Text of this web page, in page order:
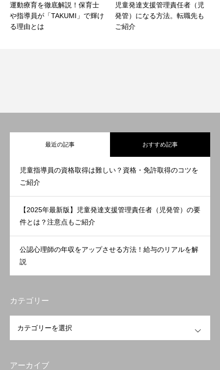
運動療育を徹底解説！保育士
や指導員が「TAKUMI」で輝け
る理由とは
児童発達支援管理責任者（児
発管）になる方法。転職先も
ご紹介
最近の記事 おすすめ記事
児童指導員の資格取得は難しい？資格・免許取得のコツを
ご紹介
【2025年最新版】児童発達支援管理責任者（児発管）の要
件とは？注意点もご紹介
公認心理師の年収をアップさせる方法！給与のリアルを解
説
カテゴリー
アーカイブ